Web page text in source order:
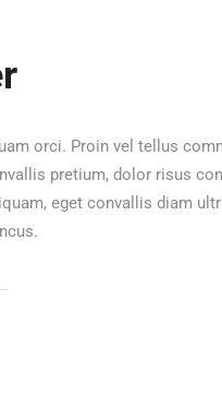
orci. Proin vel tellus
pretium, dolor risus
eget convallis diam